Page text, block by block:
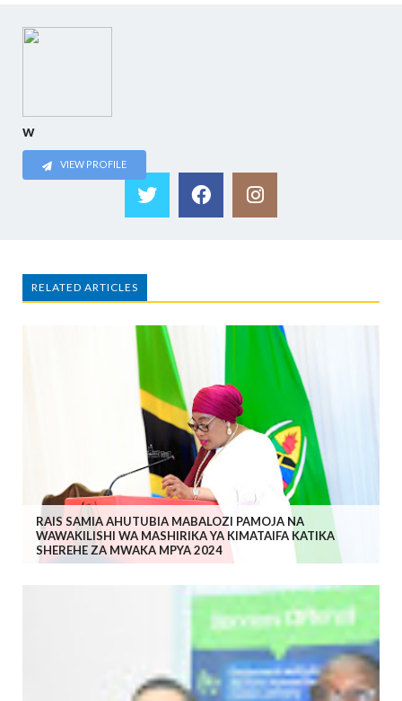
w
VIEW PROFILE
RELATED ARTICLES
RAIS SAMIA AHUTUBIA MABALOZI PAMOJA NA
WAWAKILISHI WA MASHIRIKA YA KIMATAIFA KATIKA
SHEREHE ZA MWAKA MPYA 2024